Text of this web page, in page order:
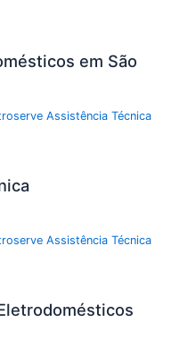
em São
Assistência Técnica
Assistência Técnica